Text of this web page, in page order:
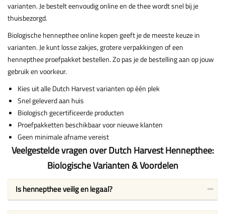
varianten. Je bestelt eenvoudig online en de thee wordt snel bij je
thuisbezorgd.
Biologische hennepthee online kopen geeft je de meeste keuze in
varianten. Je kunt losse zakjes, grotere verpakkingen of een
hennepthee proefpakket bestellen. Zo pas je de bestelling aan op jouw
gebruik en voorkeur.
Kies uit alle Dutch Harvest varianten op één plek
Snel geleverd aan huis
Biologisch gecertificeerde producten
Proefpakketten beschikbaar voor nieuwe klanten
Geen minimale afname vereist
Veelgestelde vragen over Dutch Harvest Hennepthee:
Biologische Varianten & Voordelen
Is hennepthee veilig en legaal?